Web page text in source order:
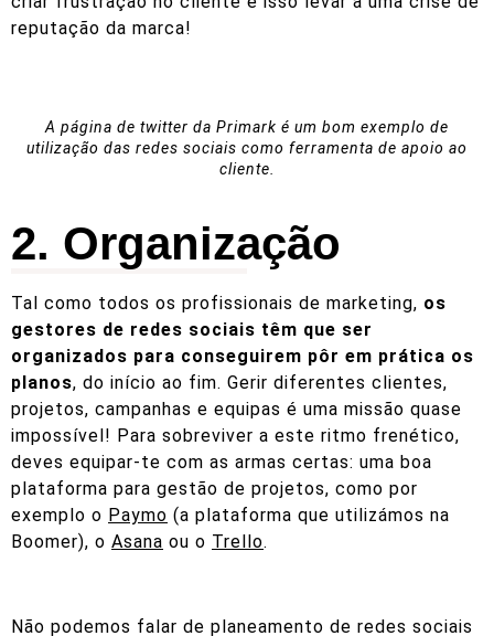
reputação da marca!
A página de twitter da Primark é um bom exemplo de
utilização das redes sociais como ferramenta de apoio ao
cliente.
2. Organização
Tal como todos os profissionais de marketing, os
gestores de redes sociais têm que ser
organizados para conseguirem pôr em prática os
planos, do início ao fim. Gerir diferentes clientes,
projetos, campanhas e equipas é uma missão quase
impossível! Para sobreviver a este ritmo frenético,
deves equipar-te com as armas certas: uma boa
plataforma para gestão de projetos, como por
exemplo o Paymo (a plataforma que utilizámos na
Boomer), o Asana ou o Trello.
Não podemos falar de planeamento de redes sociais